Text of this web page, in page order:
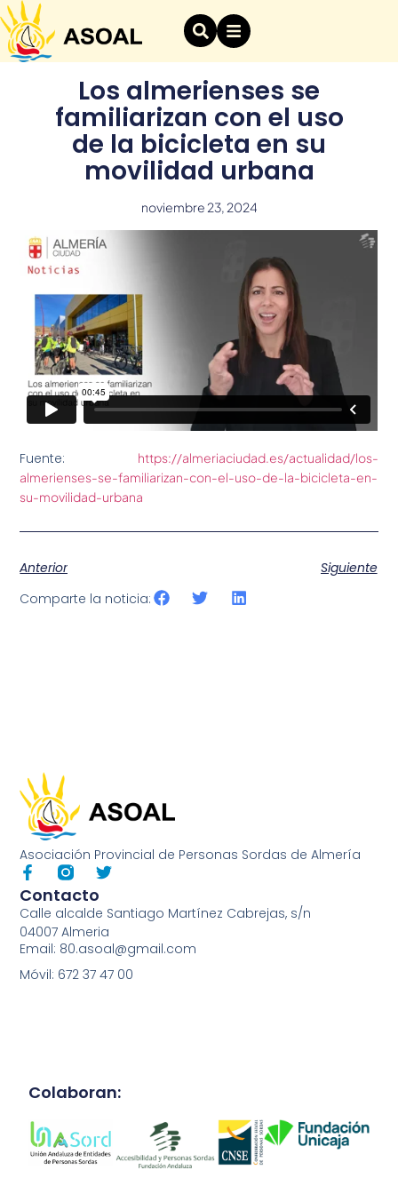
Los almerienses se
familiarizan con el uso
de la bicicleta en su
movilidad urbana
noviembre 23, 2024
Fuente:
https://almeriaciudad.es/actualidad/los-
almerienses-se-familiarizan-con-el-uso-de-la-bicicleta-en-
su-movilidad-urbana
Anterior
Siguiente
Comparte la noticia:
Asociación Provincial de Personas Sordas de Almería
Contacto
Calle alcalde Santiago Martínez Cabrejas, s/n
04007 Almeria
Email: 80.asoal@gmail.com
Móvil: 672 37 47 00
Colaboran: